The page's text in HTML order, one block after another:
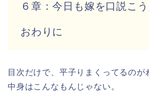
６章：今日も嫁を口説こ
おわりに
目次だけで、平子りまくってるのが
中身はこんなもんじゃない。